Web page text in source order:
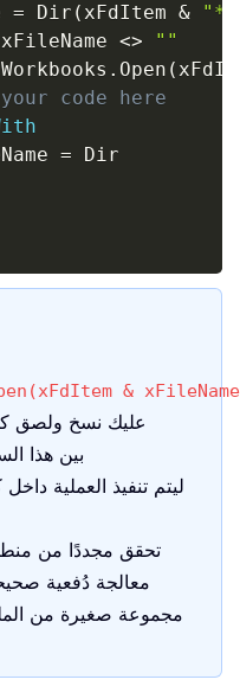
= Dir ( xFdItem &
xFileName <>
""
Workbooks . Open (
code here
= Dir
&
عليك نسخ ولصق
تحقق مجددًا من
معالجة دُفعية
مجموعة صغيرة من